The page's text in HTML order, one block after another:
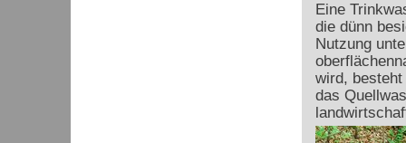
Eine
die dünn
Nutzung
wird,
das